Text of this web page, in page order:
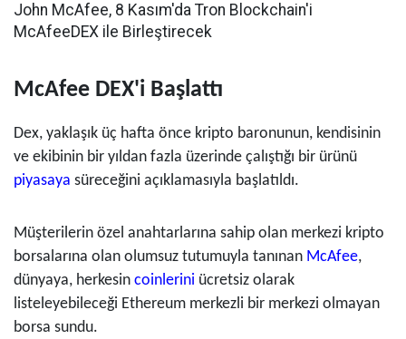
John McAfee, 8 Kasım'da Tron Blockchain'i
McAfeeDEX ile Birleştirecek
McAfee DEX'i Başlattı
Dex, yaklaşık üç hafta önce kripto baronunun, kendisinin
ve ekibinin bir yıldan fazla üzerinde çalıştığı bir ürünü
piyasaya süreceğini açıklamasıyla başlatıldı.
Müşterilerin özel anahtarlarına sahip olan merkezi kripto
borsalarına olan olumsuz tutumuyla tanınan McAfee,
dünyaya, herkesin coinlerini ücretsiz olarak
listeleyebileceği Ethereum merkezli bir merkezi olmayan
borsa sundu.